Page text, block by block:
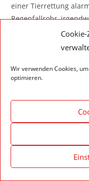
Wir verwenden Cookies,
optimieren.
einer Tierrettung
Regenfallrohr,
Erdgeschoss, verirrt
selbständig befreien.
Zeit unversehrt
©